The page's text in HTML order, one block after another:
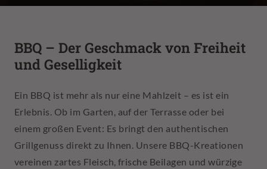
BBQ – Der Geschmack von Freiheit
und Geselligkeit
Ein BBQ ist mehr als nur eine Mahlzeit – es ist ein
Erlebnis. Ob im Garten, auf der Terrasse oder bei
einem großen Event: Es bringt den authentischen
Grillgenuss direkt zu Ihnen. Unsere BBQ-Kreationen
vereinen zartes Fleisch, frische Beilagen und würzige